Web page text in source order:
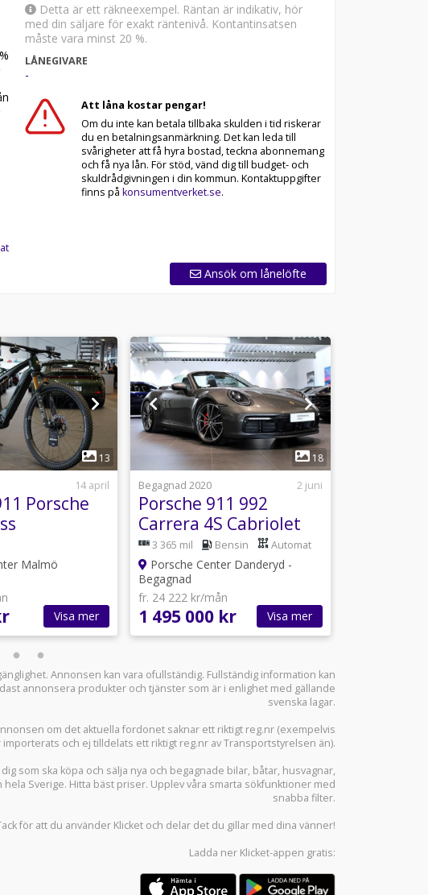
%
Detta är ett räkneexempel. Räntan är indikativ, hör
med din säljare för exakt räntenivå. Kontantinsatsen
måste vara minst 20 %.
LÅNEGIVARE
-
Att låna kostar pengar!
Om du inte kan betala tillbaka skulden i tid riskerar
du en betalningsanmärkning. Det kan leda till
svårigheter att få hyra bostad, teckna abonnemang
och få nya lån. För stöd, vänd dig till budget- och
skuldrådgivningen i din kommun. Kontaktuppgifter
finns på konsumentverket.se.
Ansök om lånelöfte
1
13
14 april
Porsche
EXC CXX
Neo
Malmö
Visa mer
1
18
Begagnad 2020
2 juni
Porsche 911 992
Carrera 4S Cabriolet
3 365 mil Bensin Automat
Porsche Center Danderyd -
Begagnad
fr. 24 222 kr/mån
1 495 000 kr Visa mer
Annonsen kan vara ofullständig. Fullständig information kan
annonsera produkter och tjänster som är i enlighet med gällande
svenska lagar.
om det aktuella fordonet saknar ett riktigt reg.nr (exempelvis
och ej tilldelats ett riktigt reg.nr av Transportstyrelsen än).
som ska köpa och sälja nya och begagnade bilar, båtar, husvagnar,
Sverige. Hitta bäst priser. Upplev våra smarta sökfunktioner med
snabba filter.
för att du använder Klicket och delar det du gillar med dina vänner!
Ladda ner Klicket-appen gratis: